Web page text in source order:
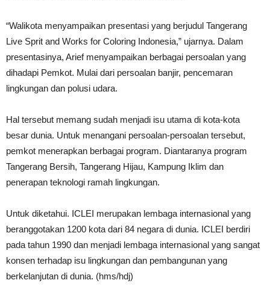
“Walikota menyampaikan presentasi yang berjudul Tangerang
Live Sprit and Works for Coloring Indonesia,” ujarnya. Dalam
presentasinya, Arief menyampaikan berbagai persoalan yang
dihadapi Pemkot. Mulai dari persoalan banjir, pencemaran
lingkungan dan polusi udara.
Hal tersebut memang sudah menjadi isu utama di kota-kota
besar dunia. Untuk menangani persoalan-persoalan tersebut,
pemkot menerapkan berbagai program. Diantaranya program
Tangerang Bersih, Tangerang Hijau, Kampung Iklim dan
penerapan teknologi ramah lingkungan.
Untuk diketahui. ICLEI merupakan lembaga internasional yang
beranggotakan 1200 kota dari 84 negara di dunia. ICLEI berdiri
pada tahun 1990 dan menjadi lembaga internasional yang sangat
konsen terhadap isu lingkungan dan pembangunan yang
berkelanjutan di dunia. (hms/hdj)